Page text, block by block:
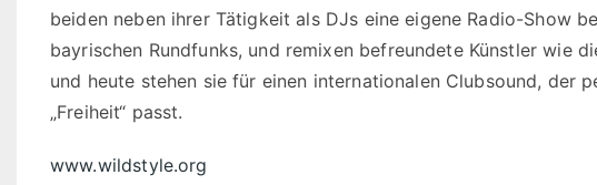
beiden neben ihrer Tätigkeit als DJs eine eigene Radio-Show
bayrischen Rundfunks, und remixen befreundete Künstler wie
und heute stehen sie für einen internationalen Clubsound, der
„Freiheit“ passt.
www.wildstyle.org